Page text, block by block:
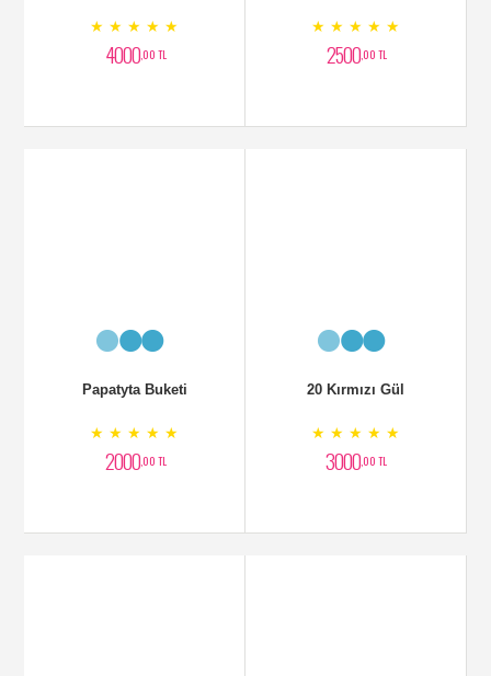
★ ★ ★ ★ ★
4000,00 TL
★ ★ ★ ★ ★
2500,00 TL
Papatyta Buketi
★ ★ ★ ★ ★
2000,00 TL
20 Kırmızı Gül
★ ★ ★ ★ ★
3000,00 TL